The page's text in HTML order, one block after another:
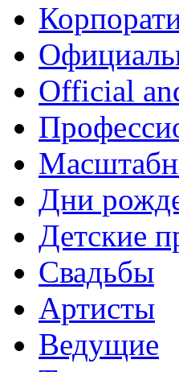
Official
Дни
Детские
Свадьбы
Артисты
Ведущие